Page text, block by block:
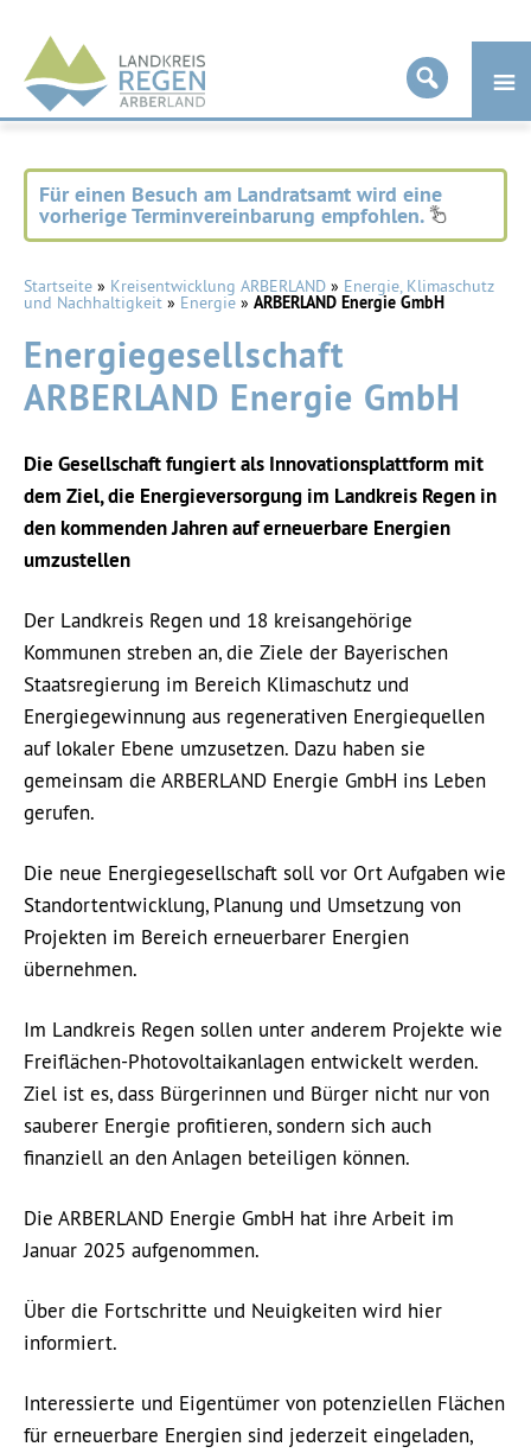
Landkreis
Regen
Für einen Besuch am Landratsamt wird eine
vorherige Terminvereinbarung empfohlen.
Startseite » Kreisentwicklung ARBERLAND » Energie, Klimaschutz
und Nachhaltigkeit » Energie » ARBERLAND Energie GmbH
Energiegesellschaft
ARBERLAND Energie GmbH
Die Gesellschaft fungiert als Innovationsplattform mit
dem Ziel, die Energieversorgung im Landkreis Regen in
den kommenden Jahren auf erneuerbare Energien
umzustellen
Der Landkreis Regen und 18 kreisangehörige
Kommunen streben an, die Ziele der Bayerischen
Staatsregierung im Bereich Klimaschutz und
Energiegewinnung aus regenerativen Energiequellen
auf lokaler Ebene umzusetzen. Dazu haben sie
gemeinsam die ARBERLAND Energie GmbH ins Leben
gerufen.
Die neue Energiegesellschaft soll vor Ort Aufgaben wie
Standortentwicklung, Planung und Umsetzung von
Projekten im Bereich erneuerbarer Energien
übernehmen.
Im Landkreis Regen sollen unter anderem Projekte wie
Freiflächen-Photovoltaikanlagen entwickelt werden.
Ziel ist es, dass Bürgerinnen und Bürger nicht nur von
sauberer Energie profitieren, sondern sich auch
finanziell an den Anlagen beteiligen können.
Die ARBERLAND Energie GmbH hat ihre Arbeit im
Januar 2025 aufgenommen.
Über die Fortschritte und Neuigkeiten wird hier
informiert.
Interessierte und Eigentümer von potenziellen Flächen
für erneuerbare Energien sind jederzeit eingeladen,